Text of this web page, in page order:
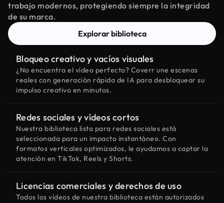
trabajo modernos, protegiendo siempre la integridad
de su marca.
Explorar biblioteca
Bloqueo creativo y vacíos visuales
¿No encuentra el vídeo perfecto? Coverr une escenas
reales con generación rápida de IA para desbloquear su
impulso creativo en minutos.
Redes sociales y vídeos cortos
Nuestra biblioteca lista para redes sociales está
seleccionada para un impacto instantáneo. Con
formatos verticales optimizados, le ayudamos a captar la
atención en TikTok, Reels y Shorts.
Licencias comerciales y derechos de uso
Todos los vídeos de nuestra biblioteca están autorizados